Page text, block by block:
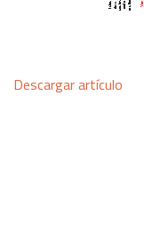
Descargar artículo